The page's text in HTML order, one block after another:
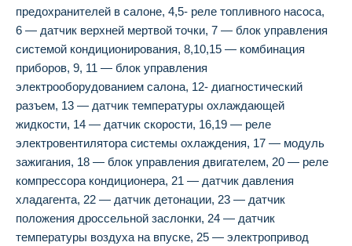
предохранителей в салоне, 4,5- реле топливного насоса,
6 — датчик верхней мертвой точки, 7 — блок управления
системой кондиционирования, 8,10,15 — комбинация
приборов, 9, 11 — блок управления
электрооборудованием салона, 12- диагностический
разъем, 13 — датчик температуры охлаждающей
жидкости, 14 — датчик скорости, 16,19 — реле
электровентилятора системы охлаждения, 17 — модуль
зажигания, 18 — блок управления двигателем, 20 — реле
компрессора кондиционера, 21 — датчик давления
хладагента, 22 — датчик детонации, 23 — датчик
положения дроссельной заслонки, 24 — датчик
температуры воздуха на впуске, 25 — электропривод